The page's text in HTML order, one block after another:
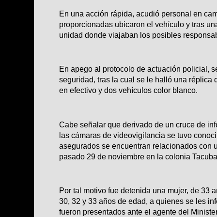
En una acción rápida, acudió personal en
proporcionadas ubicaron el vehículo y tras
unidad donde viajaban los posibles
En apego al protocolo de actuación policial,
seguridad, tras la cual se le halló una réplica
en efectivo y dos vehículos color blanco.
Cabe señalar que derivado de un cruce de
las cámaras de videovigilancia se tuvo
asegurados se encuentran relacionados con
pasado 29 de noviembre en la colonia
Por tal motivo fue detenida una mujer, de 33
30, 32 y 33 años de edad, a quienes se les
fueron presentados ante el agente del